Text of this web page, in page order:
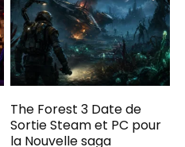
The Forest 3 Date de
Sortie Steam et PC pour
la Nouvelle saga